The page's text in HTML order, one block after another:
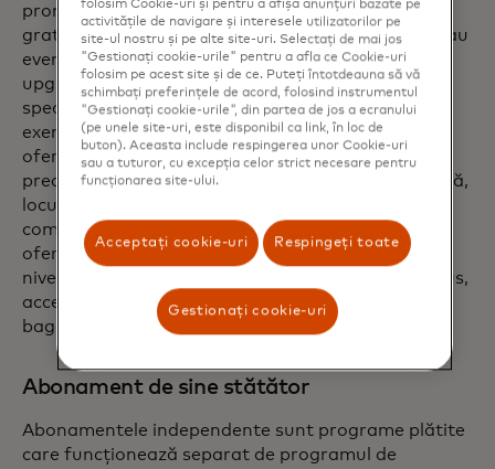
promoții cu reduceri, livrare gratuită, cadouri
gratuite, access anticipat și rapid la produse noi sau
evenimente speciale, access la servicii non-stop,
upgrade-uri la recompense mai bune sau oferte
speciale de ziua de naștere a membrului. De
exemplu, o companie aeriană europeană low-cost
oferă un serviciu de abonament care include
predare dedicată a bagajelor, îmbarcare mai rapidă,
locuri alocate și acces rapid la securitate. O altă
companie aeriană, cu sediul în Orientul Mijlociu,
oferă un serviciu de abonament pe mai multe
niveluri, cu beneficii crescătoare, inclusiv mile bonus,
access la saloanele de aeroport și alocații pentru
bagaje înregistrate.
Abonament de sine stătător
Abonamentele independente sunt programe plătite
care funcționează separat de programul de
folosim Cookie-uri și pentru a afișa anunțuri bazate pe
activitățile de navigare și interesele utilizatorilor pe
site-ul nostru și pe alte site-uri. Selectați de mai jos
"Gestionați cookie-urile" pentru a afla ce Cookie-uri
folosim pe acest site și de ce. Puteți întotdeauna să vă
schimbați preferințele de acord, folosind instrumentul
"Gestionați cookie-urile", din partea de jos a ecranului
(pe unele site-uri, este disponibil ca link, în loc de
buton). Aceasta include respingerea unor Cookie-uri
sau a tuturor, cu excepția celor strict necesare pentru
funcționarea site-ului.
Acceptați cookie-uri Respingeți toate
Gestionați cookie-uri